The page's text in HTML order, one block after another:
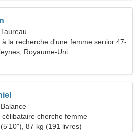
à la recherche d'une femme senior 47-
Royaume-Uni
célibataire cherche femme
87 kg (191 livres)